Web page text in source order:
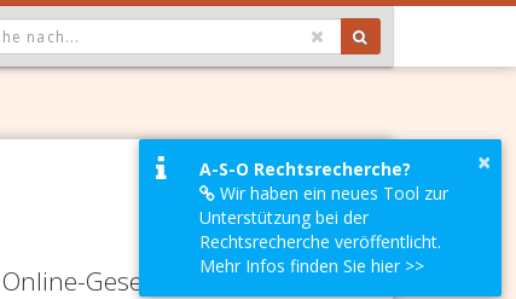
GEWÄHLTER WERT IST ALLE
Gesetze-Services und
×
A-S-O Rechtsrecherche?
Wir haben ein neues Tool zur
Unterstützung bei der
Rechtsrecherche veröffentlicht.
Mehr Infos finden Sie hier >>